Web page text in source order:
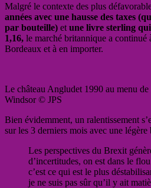
Malgré le contexte des plus
années avec une hausse des taxes
par bouteille) et une livre sterling qui
1,16, le marché britannique a continué
Bordeaux et à en importer.
Le château Angludet 1990 au menu
Windsor © JPS
Bien évidemment, un ralentissement
sur les 3 derniers mois avec une
Les perspectives du Brexit
d’incertitudes, on est dans le
c’est ce qui est le plus
je ne suis pas sûr qu’il y ait